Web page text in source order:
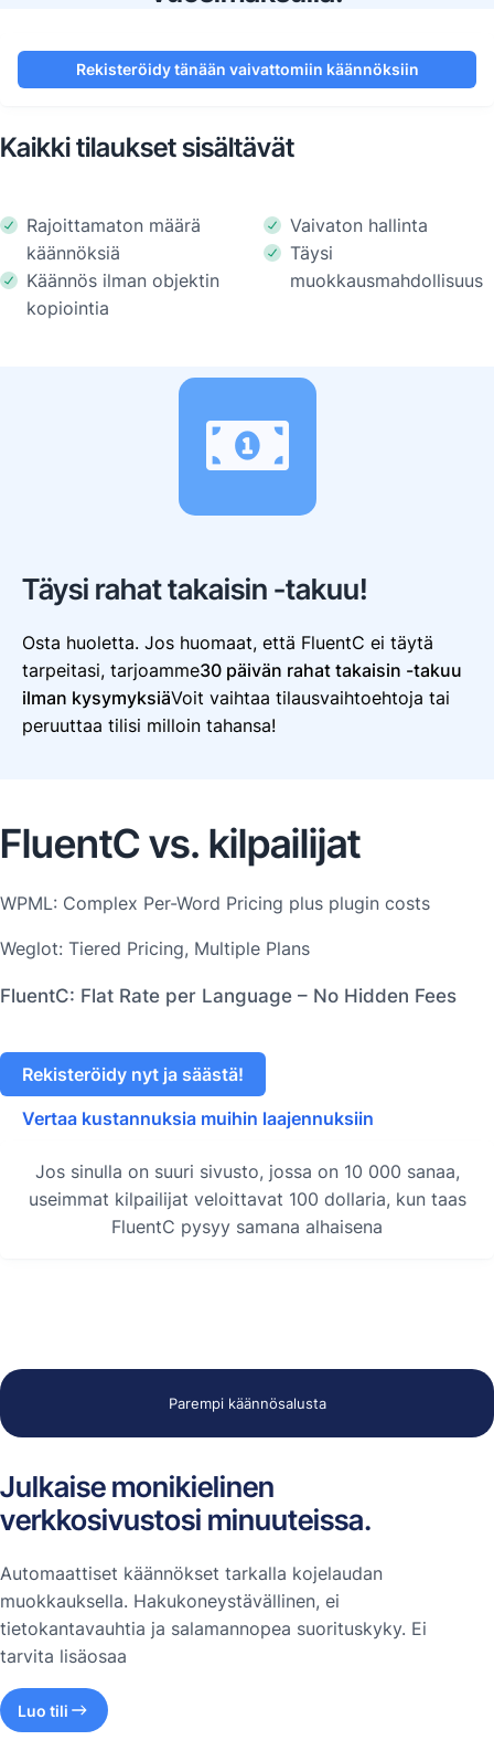
Rekisteröidy tänään vaivattomiin käännöksiin
Kaikki tilaukset sisältävät
Rajoittamaton määrä
käännöksiä
Käännös ilman objektin
kopiointia
Vaivaton hallinta
Täysi
muokkausmahdollisuus
Täysi rahat takaisin -takuu!
Osta huoletta. Jos huomaat, että FluentC ei täytä
tarpeitasi, tarjoamme30 päivän rahat takaisin -takuu
ilman kysymyksiäVoit vaihtaa tilausvaihtoehtoja tai
peruuttaa tilisi milloin tahansa!
FluentC vs. kilpailijat
WPML: Complex Per-Word Pricing plus plugin costs
Weglot: Tiered Pricing, Multiple Plans
FluentC: Flat Rate per Language – No Hidden Fees
Rekisteröidy nyt ja säästä!
Vertaa kustannuksia muihin laajennuksiin
Jos sinulla on suuri sivusto, jossa on 10 000 sanaa,
useimmat kilpailijat veloittavat 100 dollaria, kun taas
FluentC pysyy samana alhaisena
Parempi käännösalusta
Julkaise monikielinen
verkkosivustosi minuuteissa.
Automaattiset käännökset tarkalla kojelaudan
muokkauksella. Hakukoneystävällinen, ei
tietokantavauhtia ja salamannopea suorituskyky. Ei
tarvita lisäosaa
Luo tili